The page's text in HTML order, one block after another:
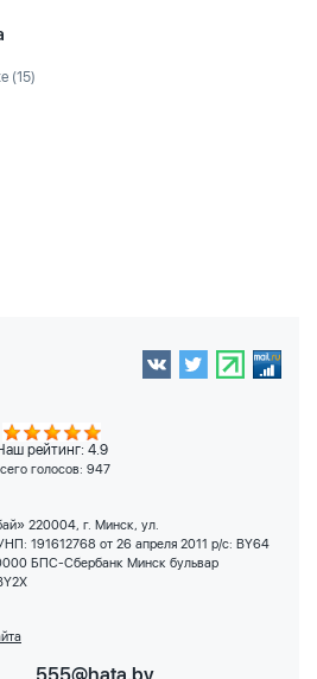
(15)
рейтинг: 4.9
голосов: 947
220004, г. Минск, ул.
191612768 от 26 апреля 2011 р/с: BY64
БПС-Сбербанк Минск бульвар